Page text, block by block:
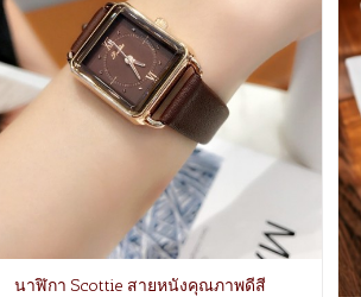
นาฬิกา Scottie สายหนังคุณภาพดีสี